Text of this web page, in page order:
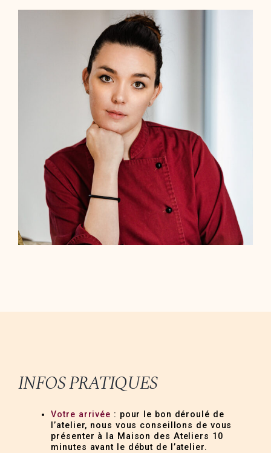
INFOS PRATIQUES
Votre arrivée : pour le bon déroulé de
l’atelier, nous vous conseillons de vous
présenter à la Maison des Ateliers 10
minutes avant le début de l’atelier.